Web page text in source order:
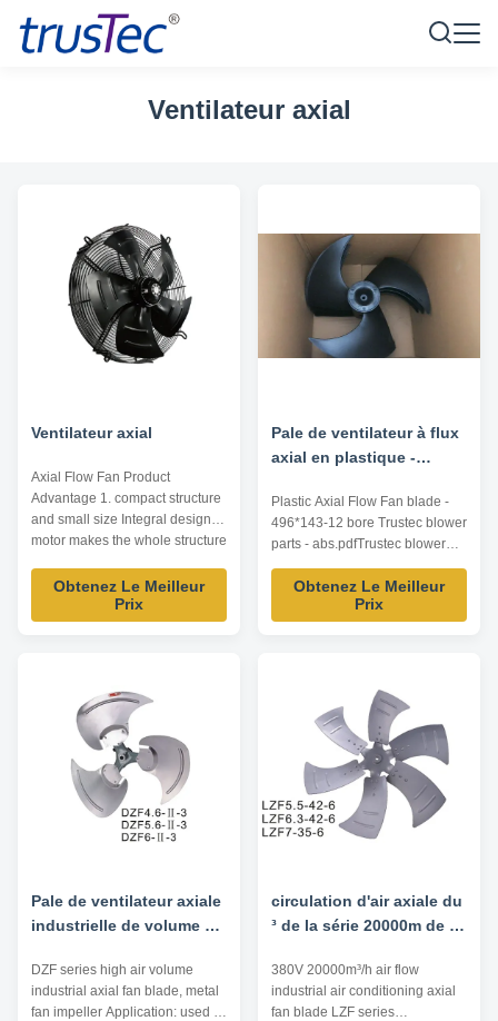
Ventilateur axial
Ventilateur axial
Axial Flow Fan Product
Advantage 1. compact structure
and small size Integral design of
motor makes the whole structure
dimension reduced. 2. wide
speed regulation range, smooth
start-up and low start-up current
Obtenez Le Meilleur
Prix
Pale de ventilateur à flux
axial en plastique -
Plastic Axial Flow Fan blade -
496*143-12 bore Trustec blower
parts - abs.pdfTrustec blower
parts - abs.pdf
Obtenez Le Meilleur
Prix
Pale de ventilateur axiale
industrielle de volume de
haute, roue à aubes de
fan en métal
DZF series high air volume
industrial axial fan blade, metal
fan impeller Application: used in
circulation d'air axiale du
³ de la série 20000m de la
climatisation 380V
industrielle LZF/H
380V 20000m³/h air flow
industrial air conditioning axial
fan blade LZF series